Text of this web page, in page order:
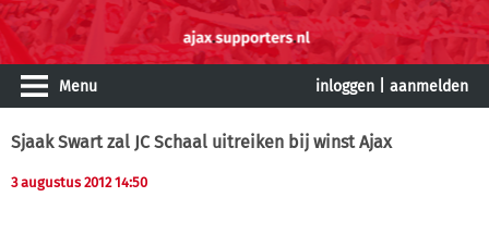
Menu inloggen aanmelden
Sjaak Swart zal JC Schaal uitreiken bij winst Ajax
3 augustus 2012 14:50